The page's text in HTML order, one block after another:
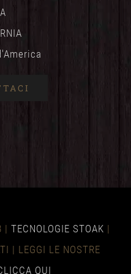
| TECNOLOGIE STOAK |
| LEGGI LE NOSTRE
QUI